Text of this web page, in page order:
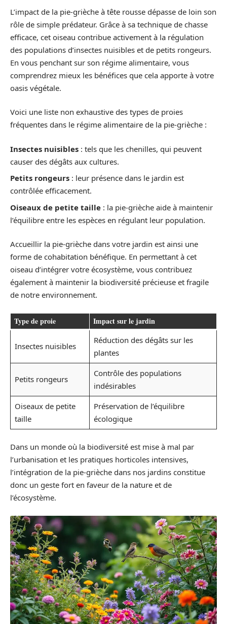
L’impact de la pie-grièche à tête rousse dépasse de loin son
rôle de simple prédateur. Grâce à sa technique de chasse
efficace, cet oiseau contribue activement à la régulation
des populations d’insectes nuisibles et de petits rongeurs.
En vous penchant sur son régime alimentaire, vous
comprendrez mieux les bénéfices que cela apporte à votre
oasis végétale.
Voici une liste non exhaustive des types de proies
fréquentes dans le régime alimentaire de la pie-grièche :
Insectes nuisibles : tels que les chenilles, qui peuvent
causer des dégâts aux cultures.
Petits rongeurs : leur présence dans le jardin est
contrôlée efficacement.
Oiseaux de petite taille : la pie-grièche aide à maintenir
l’équilibre entre les espèces en régulant leur population.
Accueillir la pie-grièche dans votre jardin est ainsi une
forme de cohabitation bénéfique. En permettant à cet
oiseau d’intégrer votre écosystème, vous contribuez
également à maintenir la biodiversité précieuse et fragile
de notre environnement.
Type de proie Impact sur le jardin
Insectes nuisibles
Réduction des dégâts sur les
plantes
Petits rongeurs
Contrôle des populations
indésirables
Oiseaux de petite
taille
Préservation de l’équilibre
écologique
Dans un monde où la biodiversité est mise à mal par
l’urbanisation et les pratiques horticoles intensives,
l’intégration de la pie-grièche dans nos jardins constitue
donc un geste fort en faveur de la nature et de
l’écosystème.